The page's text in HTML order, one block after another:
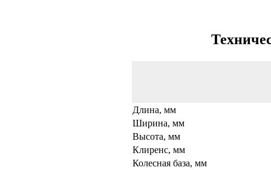
Длина, мм
Ширина, мм
Высота, мм
Клиренс, мм
Колесная база, мм